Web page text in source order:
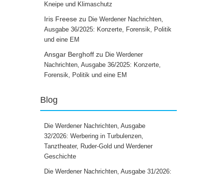
Kneipe und Klimaschutz
Iris Freese zu Die Werdener Nachrichten,
Ausgabe 36/2025: Konzerte, Forensik, Politik
und eine EM
Ansgar Berghoff zu Die Werdener
Nachrichten, Ausgabe 36/2025: Konzerte,
Forensik, Politik und eine EM
Blog
Die Werdener Nachrichten, Ausgabe
32/2026: Werbering in Turbulenzen,
Tanztheater, Ruder-Gold und Werdener
Geschichte
Die Werdener Nachrichten, Ausgabe 31/2026: